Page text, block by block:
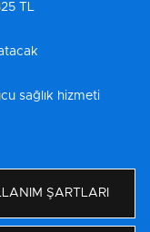
TL
sağlık hizmeti
ŞARTLARI